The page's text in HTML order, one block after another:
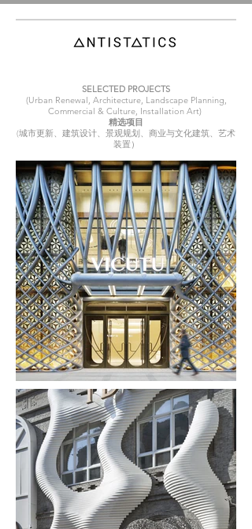
SELECTED PROJECTS
(Urban Renewal, Architecture, Landscape Planning,
Commercial & Culture, Installation Art)
精选项目
(城市更新、建筑设计、景观规划、商业与文化建筑、艺术
装置）